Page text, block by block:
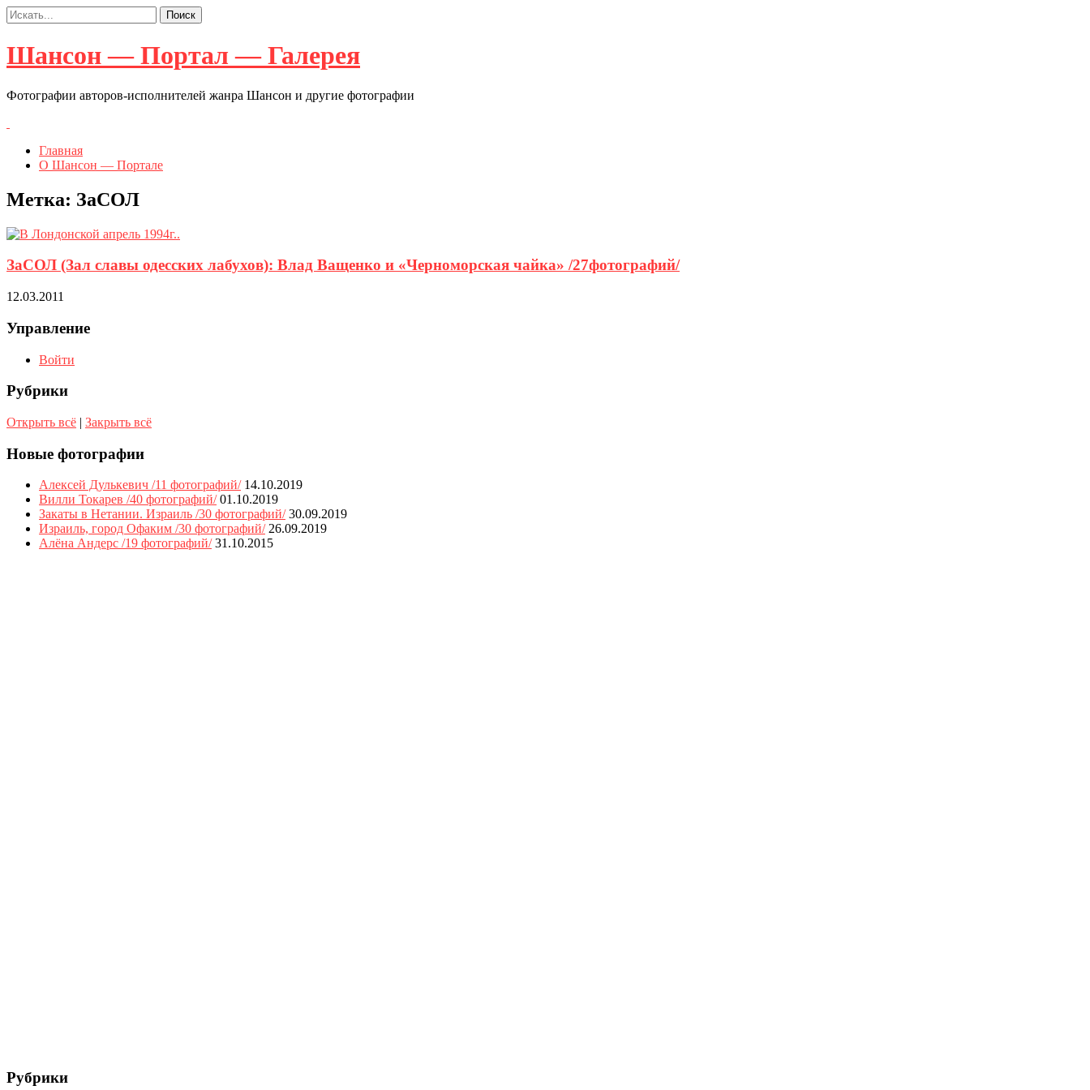
Шансон — Портал — Галерея
Фотографии авторов-исполнителей жанра Шансон и другие фотографии
Главная
О Шансон — Портале
Метка: ЗаСОЛ
ЗаСОЛ (Зал славы одесских лабухов): Влад Ващенко и «Черноморская чайка» /27фотографий/
12.03.2011
Управление
Войти
Рубрики
Открыть всё | Закрыть всё
Новые фотографии
Алексей Дулькевич /11 фотографий/ 14.10.2019
Вилли Токарев /40 фотографий/ 01.10.2019
Закаты в Нетании. Израиль /30 фотографий/ 30.09.2019
Израиль, город Офаким /30 фотографий/ 26.09.2019
Алёна Андерс /19 фотографий/ 31.10.2015
Рубрики